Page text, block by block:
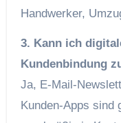
Handwerker,
3. Kann ich
Kundenbindung
Ja, E-Mail-
Kunden-Apps sind